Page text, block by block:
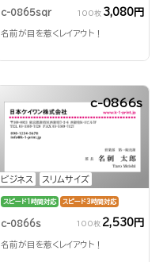
c-0865sqr 100枚 3,080円
名前が目を惹くレイアウト！
ビジネス スリムサイズ
c-0866s
スピード1時間対応 スピード3時間対応
c-0866s 100枚 2,530円
名前が目を惹くレイアウト！